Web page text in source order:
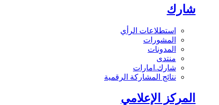
شارك
استطلاعات الرأي
المشورات
المدونات
منتدى
شارك.امارات
نتائج المشاركة الرقمية
المركز الإعلامي